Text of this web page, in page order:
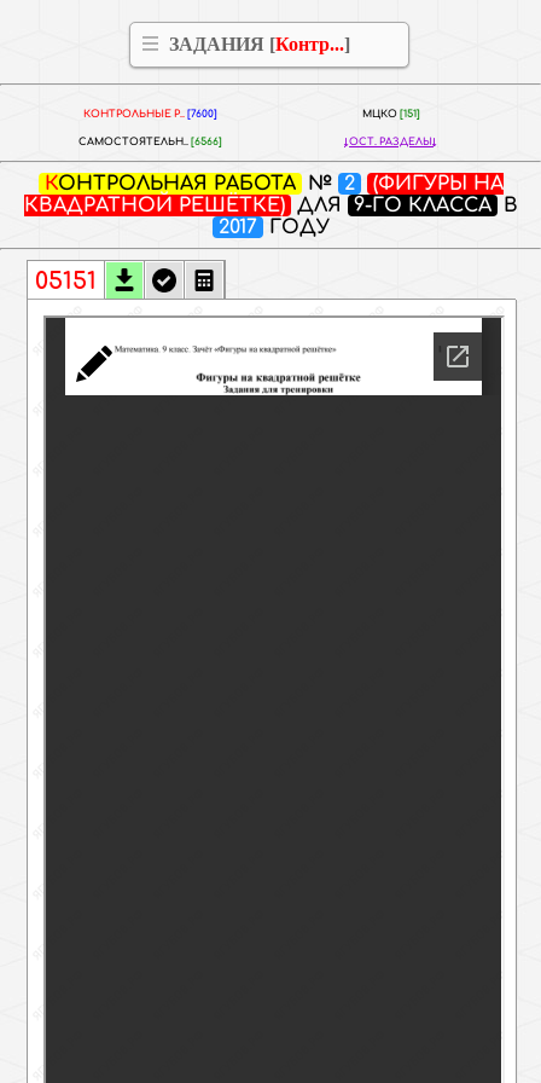
ЗАДАНИЯ [Контр...]
КОНТРОЛЬНЫЕ Р.. [7600] МЦКО [151]
САМОСТОЯТЕЛЬН.. [6566] ОСТ. РАЗДЕЛЫ
КОНТРОЛЬНАЯ РАБОТА № 2
(ФИГУРЫ НА
КВАДРАТНОЙ РЕШЁТКЕ) ДЛЯ 9-ГО КЛАССА
В
2017 ГОДУ
05151